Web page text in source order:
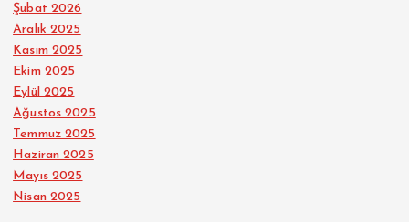
Şubat 2026
Aralık 2025
Kasım 2025
Ekim 2025
Eylül 2025
Ağustos 2025
Temmuz 2025
Haziran 2025
Mayıs 2025
Nisan 2025